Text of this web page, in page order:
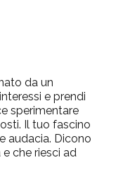
da un
e prendi
sperimentare
Il tuo fascino
audacia. Dicono
che riesci ad